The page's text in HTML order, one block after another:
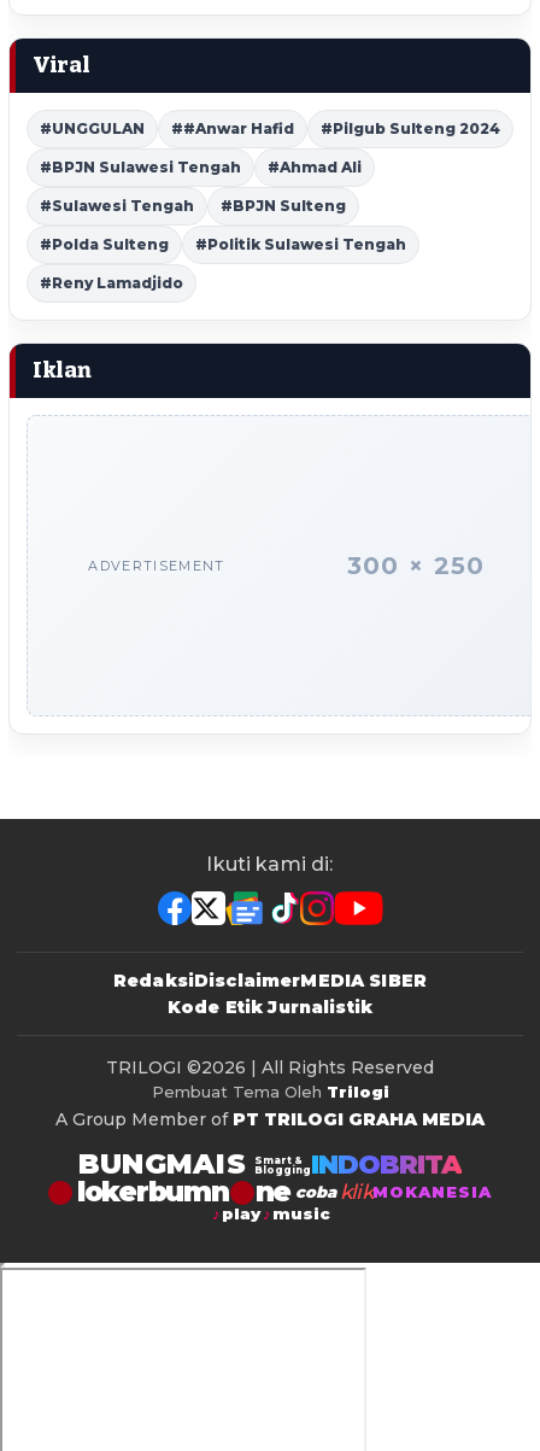
Viral
#UNGGULAN ##Anwar Hafid #Pilgub Sulteng 2024
#BPJN Sulawesi Tengah #Ahmad Ali
#Sulawesi Tengah #BPJN Sulteng
#Polda Sulteng #Politik Sulawesi Tengah
#Reny Lamadjido
Iklan
ADVERTISEMENT 300 × 250
Ikuti kami di:
RedaksiDisclaimerMEDIA SIBER
Kode Etik Jurnalistik
TRILOGI ©2026 | All Rights Reserved
Pembuat Tema Oleh Trilogi
A Group Member of PT TRILOGI GRAHA MEDIA
BUNGMAIS
Smart &
Blogging INDOBRITA
lokerbumn coba klikMOKANESIA
play
music